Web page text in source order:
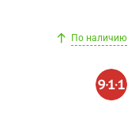
По наличию